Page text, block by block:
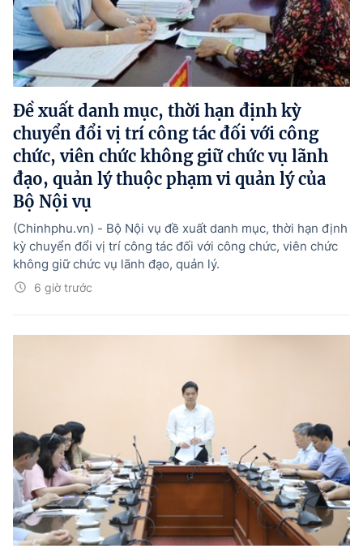
Đề xuất danh mục, thời hạn định kỳ
chuyển đổi vị trí công tác đối với công
chức, viên chức không giữ chức vụ lãnh
đạo, quản lý thuộc phạm vi quản lý của
Bộ Nội vụ
6 giờ trước
(Chinhphu.vn) - Bộ Nội vụ đề xuất danh mục, thời hạn định
kỳ chuyển đổi vị trí công tác đối với công chức, viên chức
không giữ chức vụ lãnh đạo, quản lý.